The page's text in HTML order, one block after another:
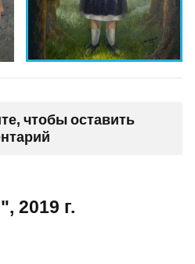
чтобы оставить
2019 г.